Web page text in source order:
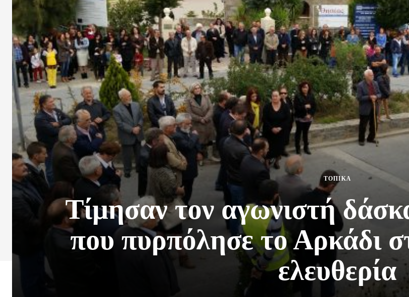
ΤΟΠΙΚΑ
Τίμησαν τον αγωνιστή
που πυρπόλησε το Αρκάδι
ελευθερία